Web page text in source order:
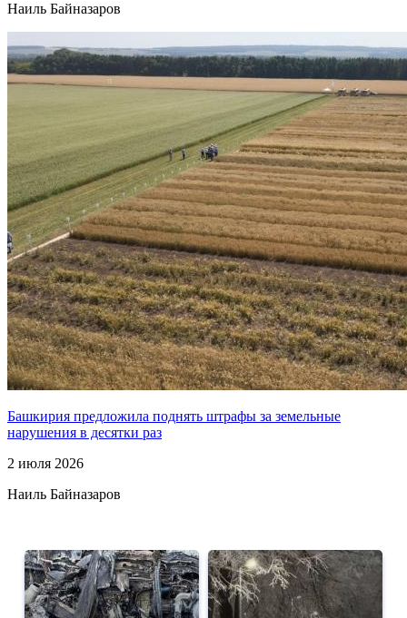
Наиль Байназаров
Башкирия предложила поднять штрафы за земельные
нарушения в десятки раз
2 июля 2026
Наиль Байназаров